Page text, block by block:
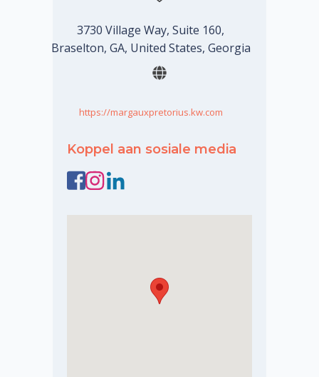
3730 Village Way, Suite 160,
Braselton, GA, United States, Georgia
https://margauxpretorius.kw.com
Koppel aan sosiale media